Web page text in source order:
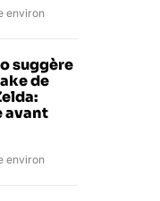
environ
suggère
de
avant
environ